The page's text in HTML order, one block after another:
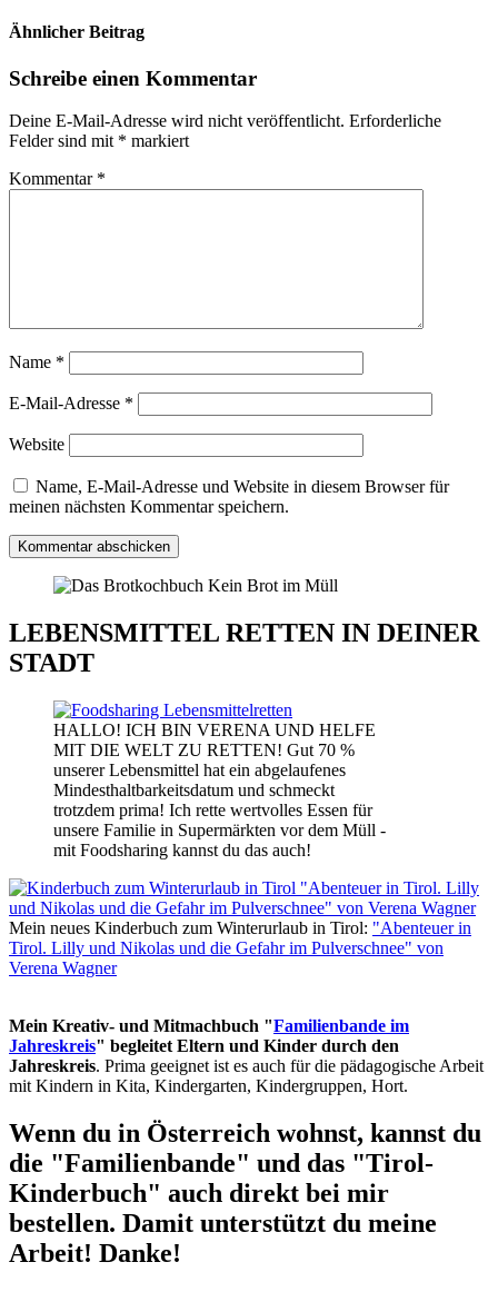
Ähnlicher Beitrag
Schreibe einen Kommentar
Deine E-Mail-Adresse wird nicht veröffentlicht. Erforderliche
Felder sind mit * markiert
Kommentar *
Name *
E-Mail-Adresse *
Website
Name, E-Mail-Adresse und Website in diesem Browser für
meinen nächsten Kommentar speichern.
LEBENSMITTEL RETTEN IN DEINER
STADT
HALLO! ICH BIN VERENA UND HELFE
MIT DIE WELT ZU RETTEN! Gut 70 %
unserer Lebensmittel hat ein abgelaufenes
Mindesthaltbarkeitsdatum und schmeckt
trotzdem prima! Ich rette wertvolles Essen für
unsere Familie in Supermärkten vor dem Müll -
mit Foodsharing kannst du das auch!
Mein neues Kinderbuch zum Winterurlaub in Tirol: "Abenteuer in
Tirol. Lilly und Nikolas und die Gefahr im Pulverschnee" von
Verena Wagner
Mein Kreativ- und Mitmachbuch "Familienbande im
Jahreskreis" begleitet Eltern und Kinder durch den
Jahreskreis. Prima geeignet ist es auch für die pädagogische Arbeit
mit Kindern in Kita, Kindergarten, Kindergruppen, Hort.
Wenn du in Österreich wohnst, kannst du
die "Familienbande" und das "Tirol-
Kinderbuch" auch direkt bei mir
bestellen. Damit unterstützt du meine
Arbeit! Danke!